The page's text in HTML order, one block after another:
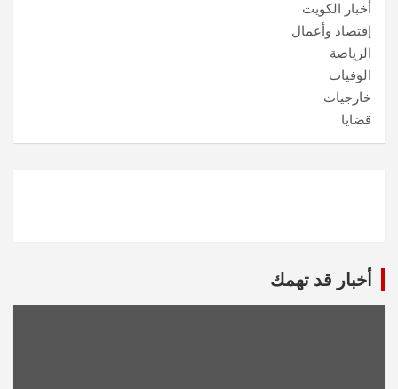
أخبار الكويت
إقتصاد وأعمال
الرياضة
الوفيات
خارجيات
قضايا
أخبار قد تهمك